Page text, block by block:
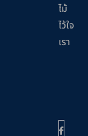
ไม้
ไว้ใจ
เรา